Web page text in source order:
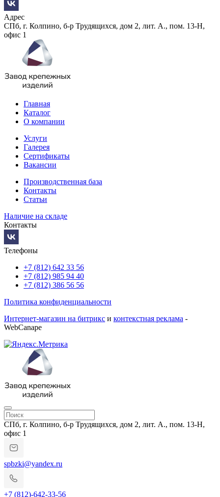
Адрес
СПб, г. Колпино, б-р Трудящихся, дом 2, лит. А., пом. 13-Н,
офис 1
Главная
Каталог
О компании
Услуги
Галерея
Сертификаты
Вакансии
Производственная база
Контакты
Статьи
Наличие на складе
Контакты
Телефоны
+7 (812) 642 33 56
+7 (812) 985 94 40
+7 (812) 386 56 56
Политика конфиденциальности
Интернет-магазин на битрикс и контекстная реклама -
WebCanape
СПб, г. Колпино, б-р Трудящихся, дом 2, лит. А., пом. 13-Н,
офис 1
spbzki@yandex.ru
+7 (812)-642-33-56